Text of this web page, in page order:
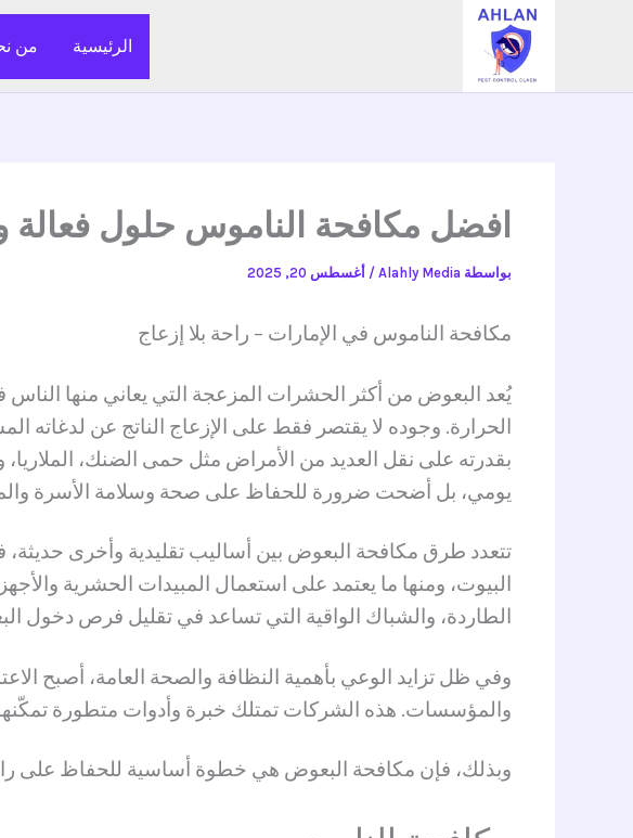
الرئيسية من
افضل مكافحة الناموس حلول فعالة
بواسطة Alahly Media
/ أغسطس 20, 2025
مكافحة الناموس في الإمارات – راحة بلا إزعاج
يُعد البعوض من أكثر الحشرات المزعجة التي يعاني منها
الحرارة. وجوده لا يقتصر فقط على الإزعاج الناتج عن لدغاته
بقدرته على نقل العديد من الأمراض مثل حمى الضنك،
يومي، بل أضحت ضرورة للحفاظ على صحة وسلامة الأسرة
تتعدد طرق مكافحة البعوض بين أساليب تقليدية وأخرى حديثة،
البيوت، ومنها ما يعتمد على استعمال المبيدات الحشرية
الطاردة، والشباك الواقية التي تساعد في تقليل فرص دخول
وفي ظل تزايد الوعي بأهمية النظافة والصحة العامة، أصبح
والمؤسسات. هذه الشركات تمتلك خبرة وأدوات متطورة
وبذلك، فإن مكافحة البعوض هي خطوة أساسية للحفاظ على